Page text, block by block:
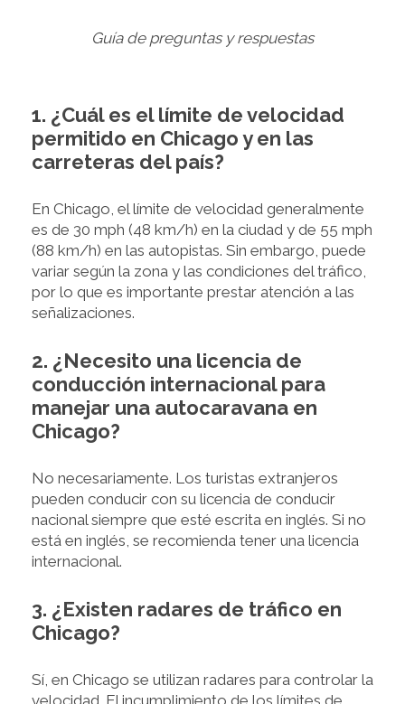
Guía de preguntas y respuestas
1. ¿Cuál es el límite de velocidad
permitido en Chicago y en las
carreteras del país?
En Chicago, el límite de velocidad generalmente
es de 30 mph (48 km/h) en la ciudad y de 55 mph
(88 km/h) en las autopistas. Sin embargo, puede
variar según la zona y las condiciones del tráfico,
por lo que es importante prestar atención a las
señalizaciones.
2. ¿Necesito una licencia de
conducción internacional para
manejar una autocaravana en
Chicago?
No necesariamente. Los turistas extranjeros
pueden conducir con su licencia de conducir
nacional siempre que esté escrita en inglés. Si no
está en inglés, se recomienda tener una licencia
internacional.
3. ¿Existen radares de tráfico en
Chicago?
Sí, en Chicago se utilizan radares para controlar la